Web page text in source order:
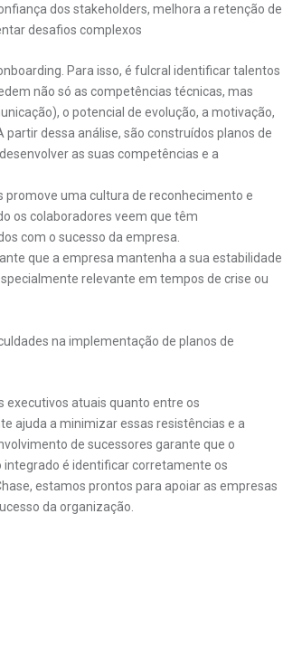
dos stakeholders, melhora a retenção de
desafios complexos
Para isso, é fulcral identificar talentos
não só as competências técnicas, mas
o potencial de evolução, a motivação,
dessa análise, são construídos planos de
as suas competências e a
promove uma cultura de reconhecimento e
os colaboradores veem que têm
com o sucesso da empresa.
que a empresa mantenha a sua estabilidade
relevante em tempos de crise ou
na implementação de planos de
executivos atuais quanto entre os
ajuda a minimizar essas resistências e a
de sucessores garante que o
é identificar corretamente os
estamos prontos para apoiar as empresas
da organização.